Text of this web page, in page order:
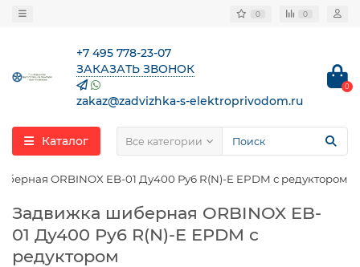
0 0
+7 495 778-23-07
ЗАКАЗАТЬ ЗВОНОК
zakaz@zadvizhka-s-elektroprivodom.ru
0
Каталог Все категории
ORBINOX EB-01 Ду400 Ру6 R(N)-E EPDM с редуктором
Задвижка шиберная ORBINOX EB-
01 Ду400 Ру6 R(N)-E EPDM с
редуктором